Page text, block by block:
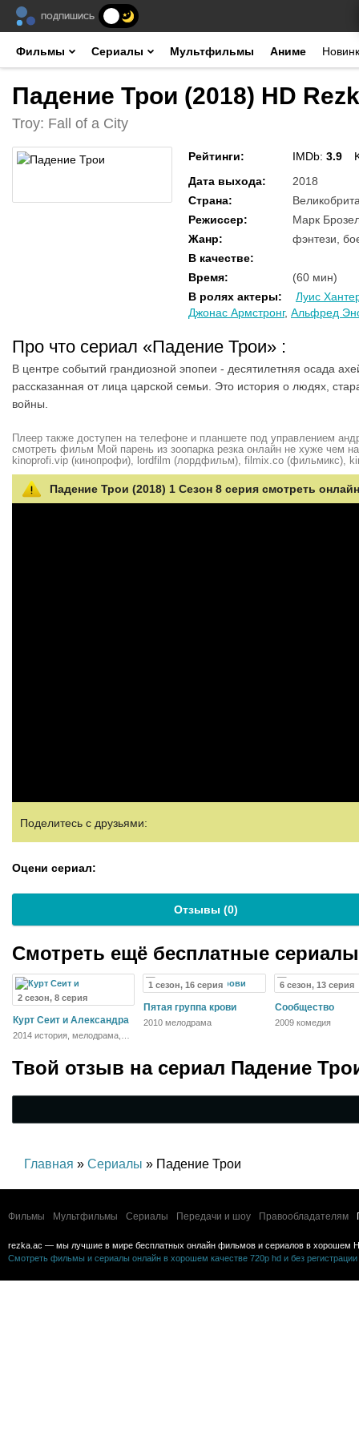
ПОДПИШИСЬ
Фильмы Сериалы Мультфильмы Аниме
Падение Трои (2018) HD
Troy: Fall of a City
Рейтинги: IMDb: 3.9
Дата выхода:
2018
Страна:
Режиссер:
Марк
Жанр:
фэнтези,
В качестве:
Время:
(60 мин)
В ролях актеры:
Луис
Джонас Армстронг, Альфред
Про что сериал «Падение Трои» :
В центре событий грандиозной эпопеи - десятилетняя осада
рассказанная от лица царской семьи. Это история о людях,
войны.
Плеер также доступен на телефоне и планшете под управлением
смотреть фильм Мой парень из зоопарка резка онлайн не хуже чем
kinoprofi.vip (кинопрофи), lordfilm (лордфильм), filmix.co (фильмикс),
Падение Трои (2018) 1 Сезон 8 серия смотреть
Поделитесь с друзьями:
Оцени сериал:
Отзывы (0)
Смотреть ещё бесплатные
2 сезон, 8 серия
Курт Сеит и Александра
2014 история, мелодрама,
1 сезон, 16 серия
Пятая группа крови
2010 мелодрама
6 сезон, 13 серия
Сообщество
2009 комедия
Твой отзыв на сериал Падение
Главная » Сериалы » Падение Трои
Фильмы Мультфильмы Сериалы Передачи и шоу Правообладателям
rezka.ac — мы лучшие в мире бесплатных онлайн фильмов и сериалов в хорошем
Смотреть фильмы и сериалы онлайн в хорошем качестве 720p hd и без